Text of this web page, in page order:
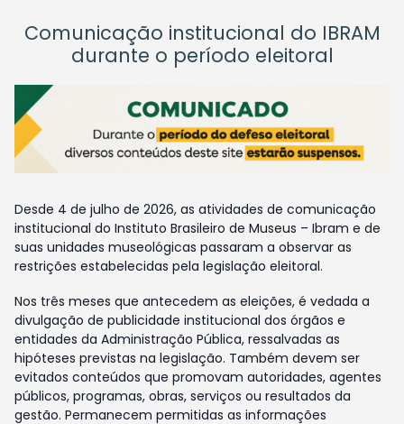
Comunicação institucional do IBRAM
durante o período eleitoral
Desde 4 de julho de 2026, as atividades de comunicação
institucional do Instituto Brasileiro de Museus – Ibram e de
suas unidades museológicas passaram a observar as
restrições estabelecidas pela legislação eleitoral.
Nos três meses que antecedem as eleições, é vedada a
divulgação de publicidade institucional dos órgãos e
entidades da Administração Pública, ressalvadas as
hipóteses previstas na legislação. Também devem ser
evitados conteúdos que promovam autoridades, agentes
públicos, programas, obras, serviços ou resultados da
gestão. Permanecem permitidas as informações